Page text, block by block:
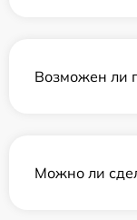
Возможен ли
Можно ли